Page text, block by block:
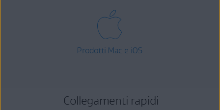
Prodotti Mac e iOS
Collegamenti rapidi